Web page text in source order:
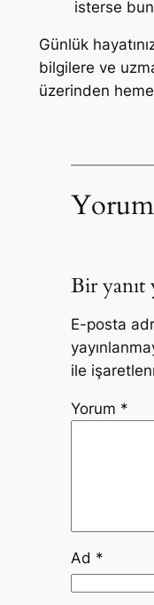
isterse
Günlük
bilgilere ve
üzerinden
Bir yanıt
E-posta
ile
Yorum *
Ad *